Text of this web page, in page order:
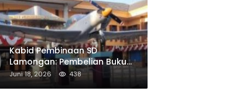
Kabid Pembinaan SD
Lamongan: Pembelian Buku
Pendamping Tidak Boleh
Dipaksakan
Juni 18, 2026 438